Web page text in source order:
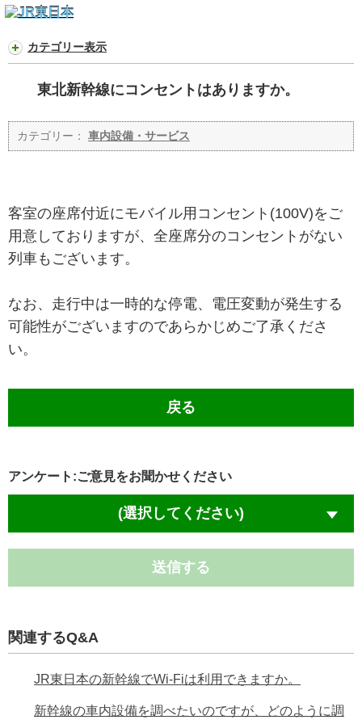
カテゴリー表示
東北新幹線にコンセントはありますか。
カテゴリー： 車内設備・サービス
客室の座席付近にモバイル用コンセント(100V)をご
用意しておりますが、全座席分のコンセントがない
列車もございます。
なお、走行中は一時的な停電、電圧変動が発生する
可能性がございますのであらかじめご了承くださ
い。
戻る
アンケート:ご意見をお聞かせください
(選択してください)
送信する
関連するQ&A
JR東日本の新幹線でWi-Fiは利用できますか。
新幹線の車内設備を調べたいのですが、どのように調